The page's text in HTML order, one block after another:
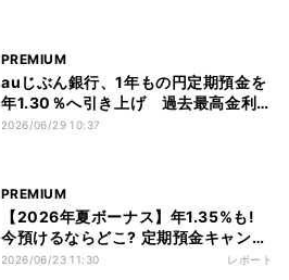
PREMIUM
auじぶん銀行、1年もの円定期預金を
年1.30％へ引き上げ 過去最高金利の
夏キャンペーン
2026/06/29 10:37
PREMIUM
【2026年夏ボーナス】年1.35%も!
今預けるならどこ? 定期預金キャンペ
ーン最新比較
2026/06/23 11:30 レポート